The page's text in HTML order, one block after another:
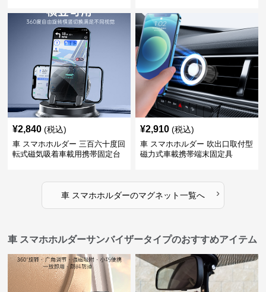
¥2,840 (税込)
車 スマホホルダー 三百六十度回
転式磁気吸着車載用携帯固定台
¥2,910 (税込)
車 スマホホルダー 吹出口取付型
磁力式車載携帯端末固定具
車 スマホホルダーのマグネット一覧へ ›
車 スマホホルダーサンバイザータイプのおすすめアイテム